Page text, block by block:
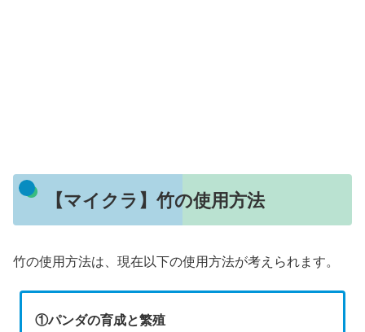
【マイクラ】竹の使用方法
竹の使用方法は、現在以下の使用方法が考えられます。
①パンダの育成と繁殖